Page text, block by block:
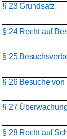
§ 23 Grundsatz
§ 24 Recht auf
§ 25
§ 26 Besuche
§ 27
§ 28 Recht auf